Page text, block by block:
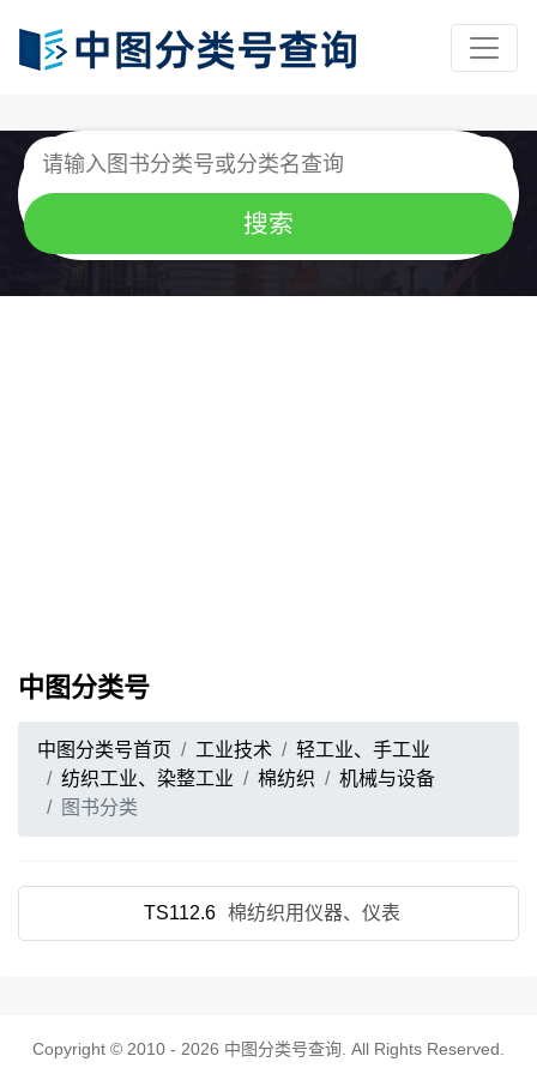
中图分类号
中图分类号首页 工业技术
轻工业、手工业
纺织工业、染整工业
棉纺织
机械与设备
图书分类
TS112.6 棉纺织用仪器、仪表
Copyright © 2010 - 2026 中图分类号查询 . All Rights Reserved.